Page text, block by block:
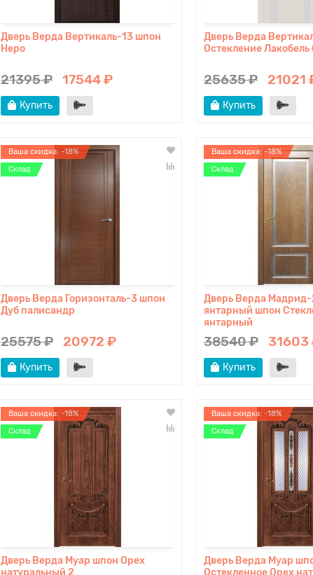
Дверь Верда Вертикаль-13 шпон
Неро
21395 ₽ 17544 ₽
Купить
Дверь Верда
Остекление Лакобель
25635 ₽ 21021
Купить
Ваша скидка: -18%
Склад
Дверь Верда Горизонталь-3 шпон
Дуб палисандр
25575 ₽ 20972 ₽
Купить
Ваша скидка: -18%
Склад
Дверь Верда
янтарный шпон
янтарный
38540 ₽ 31603
Купить
Ваша скидка: -18%
Склад
Дверь Верда Муар шпон Орех
натуральный 2
Ваша скидка: -18%
Склад
Дверь Верда Муар
Остекленное Орех